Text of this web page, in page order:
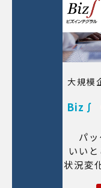
大規模
Biz∫
パ
いい
状況変